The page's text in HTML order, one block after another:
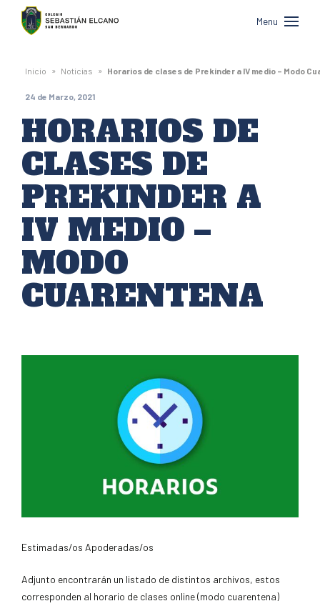
Colegio
Sebastián
Elcano
de
San
Bernardo
Menu
Inicio » Noticias » Horarios de clases de Prekinder a IV medio – Modo
24 de Marzo, 2021
HORARIOS DE
CLASES DE
PREKINDER A
IV MEDIO –
MODO
CUARENTENA
Estimadas/os Apoderadas/os
Adjunto encontrarán un listado de distintos archivos, estos
corresponden al horario de clases online (modo cuarentena)